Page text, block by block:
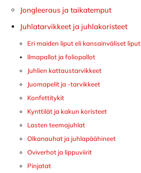
Jongleeraus ja taikatemput
Juhlatarvikkeet ja juhlakoristeet
Eri maiden liput eli kansainväliset liput
Ilmapallot ja foliopallot
Juhlien kattaustarvikkeet
Juomapelit ja -tarvikkeet
Konfettitykit
Kynttilät ja kakun koristeet
Lasten teemajuhlat
Olkanauhat ja juhlapäähineet
Oviverhot ja lippuviirit
Pinjatat